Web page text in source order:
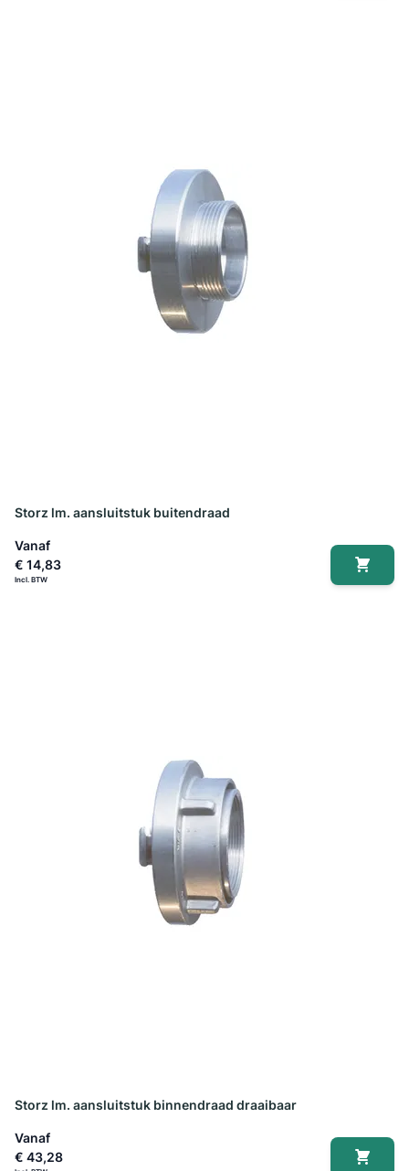
Storz lm. aansluitstuk buitendraad
Vanaf
€ 14,83
Storz lm. aansluitstuk binnendraad draaibaar
Vanaf
€ 43,28